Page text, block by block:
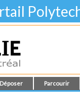
Déposer Parcourir